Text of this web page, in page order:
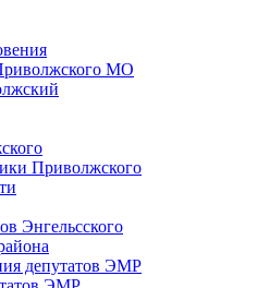
МО
Приволжского
Энгельсского
депутатов ЭМР